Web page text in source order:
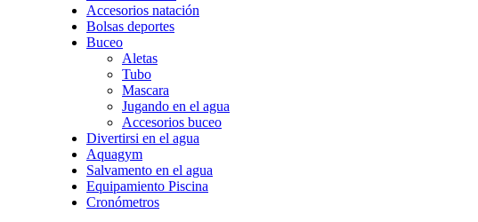
Accesorios natación
Bolsas deportes
Buceo
Aletas
Tubo
Mascara
Jugando en el agua
Accesorios buceo
Divertirsi en el agua
Aquagym
Salvamento en el agua
Equipamiento Piscina
Cronómetros